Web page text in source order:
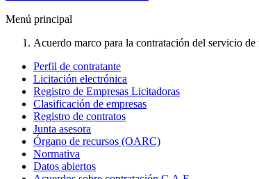
Menú principal
Acuerdo marco para la contratación del servicio
Perfil de contratante
Licitación electrónica
Registro de Empresas Licitadoras
Clasificación de empresas
Registro de contratos
Junta asesora
Órgano de recursos (OARC)
Normativa
Datos abiertos